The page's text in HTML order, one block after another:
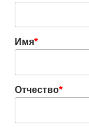
Имя*
Отчество*